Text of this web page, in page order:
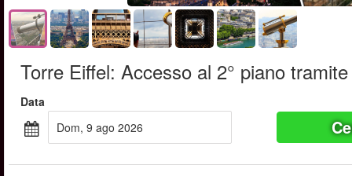
Torre Eiffel: Accesso al 2° piano
Data
dom, 9 ago 2026